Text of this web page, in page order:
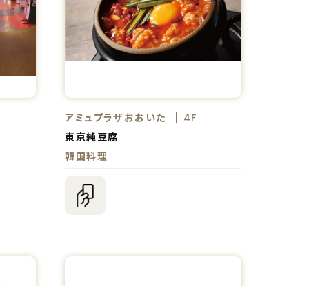
アミュプラザおおいた
4F
東京純豆腐
韓国料理